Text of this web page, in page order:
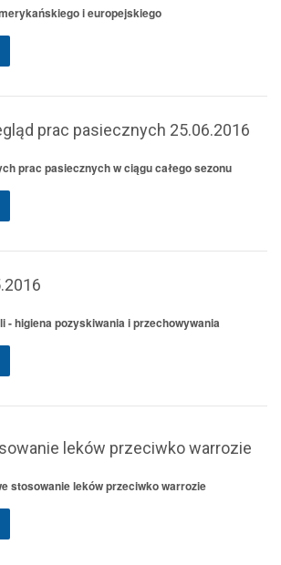
i europejskiego
prac pasiecznych 25.06.2016
prac pasiecznych w ciągu całego sezonu
- higiena pozyskiwania i przechowywania
leków przeciwko warrozie
stosowanie leków przeciwko warrozie